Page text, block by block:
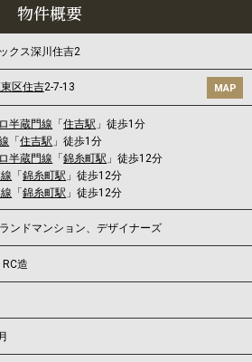
物件概要
クス深川住吉2
区住吉2-7-13 MAP
半蔵門線 「住吉駅 」徒歩1分
「住吉駅 」徒歩1分
半蔵門線 「錦糸町駅 」徒歩12分
「錦糸町駅 」徒歩12分
「錦糸町駅 」徒歩12分
ンドマンション、デザイナーズ
造